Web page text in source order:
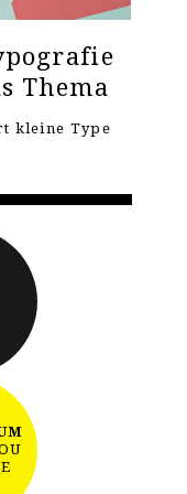
Thema
kleine Type